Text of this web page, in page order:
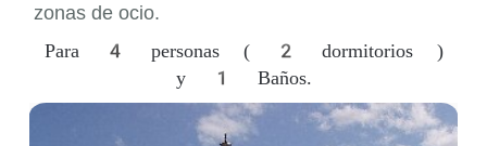
zonas de ocio.
Para 4 personas ( 2 dormitorios )
y 1 Baños.